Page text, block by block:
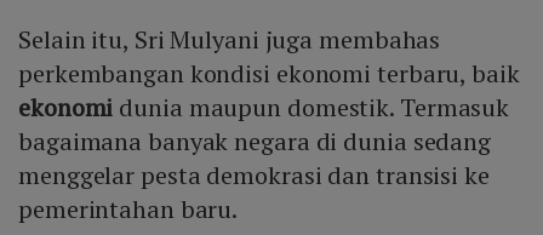
Selain itu, Sri Mulyani juga membahas
perkembangan kondisi ekonomi terbaru, baik
ekonomi dunia maupun domestik. Termasuk
bagaimana banyak negara di dunia sedang
menggelar pesta demokrasi dan transisi ke
pemerintahan baru.